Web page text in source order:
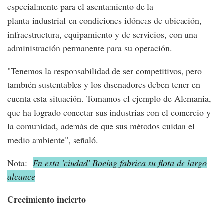
especialmente para el asentamiento de la
planta industrial en condiciones idóneas de ubicación,
infraestructura, equipamiento y de servicios, con una
administración permanente para su operación.
"Tenemos la responsabilidad de ser competitivos, pero
también sustentables y los diseñadores deben tener en
cuenta esta situación. Tomamos el ejemplo de Alemania,
que ha logrado conectar sus industrias con el comercio y
la comunidad, además de que sus métodos cuidan el
medio ambiente", señaló.
Nota: En esta 'ciudad' Boeing fabrica su flota de largo
alcance
Crecimiento incierto